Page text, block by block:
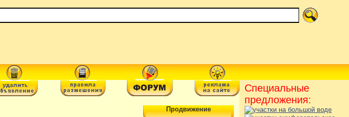
Продвижение
Специальные
предложения: